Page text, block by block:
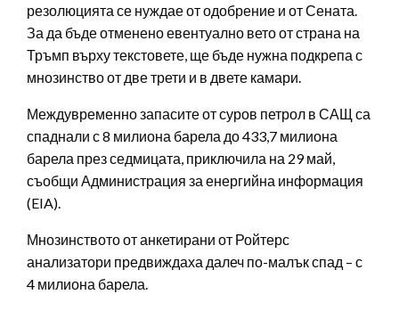
резолюцията се нуждае от одобрение и от Сената.
За да бъде отменено евентуално вето от страна на
Тръмп върху текстовете, ще бъде нужна подкрепа с
мнозинство от две трети и в двете камари.
Междувременно запасите от суров петрол в САЩ са
спаднали с 8 милиона барела до 433,7 милиона
барела през седмицата, приключила на 29 май,
съобщи Администрация за енергийна информация
(EIA).
Мнозинството от анкетирани от Ройтерс
анализатори предвиждаха далеч по-малък спад – с
4 милиона барела.